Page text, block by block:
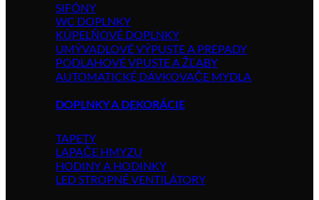
SIFÓNY
WC DOPLNKY
KÚPELŇOVÉ DOPLNKY
UMÝVADLOVÉ VÝPUSTE A PREPADY
PODLAHOVÉ VPUSTE A ŽĽABY
AUTOMATICKÉ DÁVKOVAČE MYDLA
DOPLNKY A DEKORÁCIE
TAPETY
LAPAČE HMYZU
HODINY A HODINKY
LED STROPNÉ VENTILÁTORY